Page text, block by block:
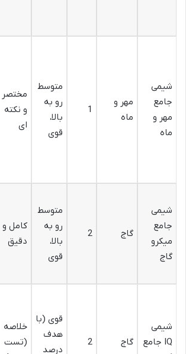
شیمی
جامع
مهر و
ماه
مهر و
ماه
1
متوسط
رو به
بالا،
قوی
مختصر
و نکته
ای
شیمی
جامع
میکرو
گاج
گاج 2
متوسط
رو به
بالا،
قوی
کامل و
دقیق
شیمی
IQ جامع
گاج 2
قوی (با
هدف
درصد
خلاصه
(تست